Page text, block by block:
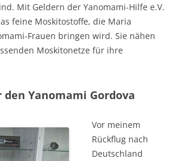
Mit Geldern der Yanomami-Hilfe e.V.
feine Moskitostoffe, die Maria
Frauen bringen wird. Sie nähen
Moskitonetze für ihre
Yanomami Gordova
Vor meinem
Rückflug nach
Deutschland